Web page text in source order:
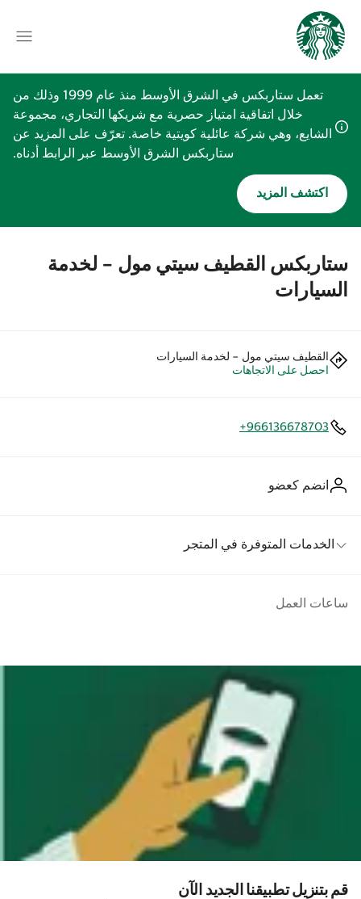
تعمل ستاربكس في الشرق الأوسط منذ عام 1999 وذلك من
خلال اتفاقية امتياز حصرية مع شريكها التجاري، مجموعة
الشايع، وهي شركة عائلية كويتية خاصة. تعرّف على المزيد عن
ستاربكس الشرق الأوسط عبر الرابط أدناه.
اكتشف المزيد
ستاربكس القطيف سيتي مول - لخدمة
السيارات
القطيف سيتي مول - لخدمة السيارات
احصل على الاتجاهات
+966136678703
انضم كعضو
الخدمات المتوفرة في المتجر
ساعات العمل
قم بتنزيل تطبيقنا الجديد الآن